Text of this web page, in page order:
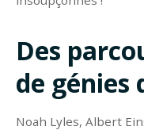
Des
de génies
Noah Lyles, Albert